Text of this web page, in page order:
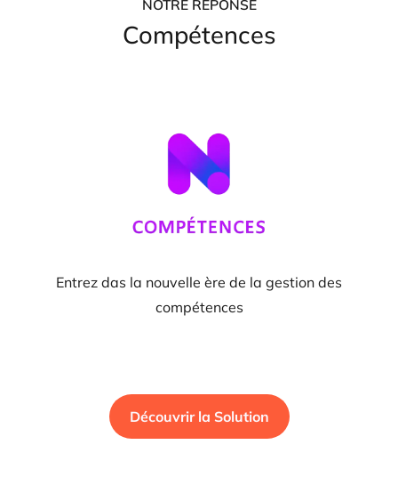
NOTRE RÉPONSE
Compétences
Entrez das la nouvelle ère de la gestion des
compétences
Découvrir la Solution